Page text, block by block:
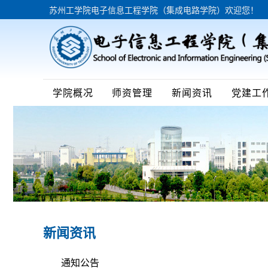
苏州工学院电子信息工程学院（集成电路学院）欢迎您！
学院概况 师资管理 新闻资讯 党建工
新闻资讯
通知公告